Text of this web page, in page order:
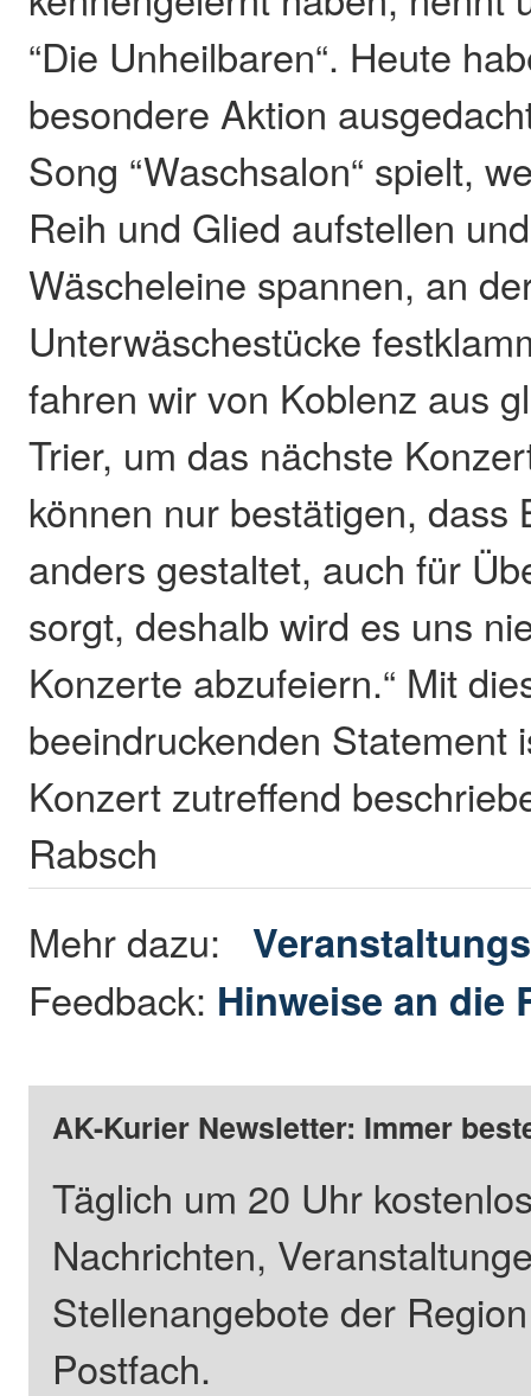
“Die Unheilbaren“. Heute
besondere Aktion
Song “Waschsalon“ spielt,
Reih und Glied aufstellen
Wäscheleine spannen, an
Unterwäschestücke
fahren wir von Koblenz aus
Trier, um das nächste
können nur bestätigen, dass
anders gestaltet, auch für
sorgt, deshalb wird es uns
Konzerte abzufeiern.“ Mit
beeindruckenden Statement
Konzert zutreffend
Rabsch
Mehr dazu:
Feedback: Hinweise an die
AK-Kurier Newsletter: Immer
Täglich um 20 Uhr
Nachrichten,
Stellenangebote der
Postfach.